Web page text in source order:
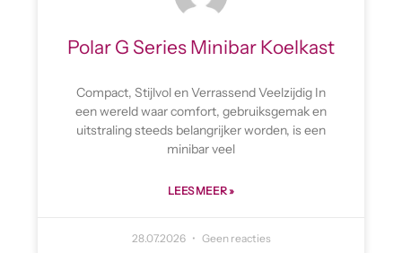
Polar G Series Minibar Koelkast
Compact, Stijlvol en Verrassend Veelzijdig In
een wereld waar comfort, gebruiksgemak en
uitstraling steeds belangrijker worden, is een
minibar veel
LEES MEER »
28.07.2026 Geen reacties